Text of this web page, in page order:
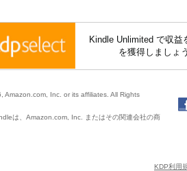
Kindle Unlimited で収
を獲得しましょ
Amazon.com, Inc. or its affiliates. All Rights
は、Amazon.com, Inc. またはその関連会社の商
KDP利用